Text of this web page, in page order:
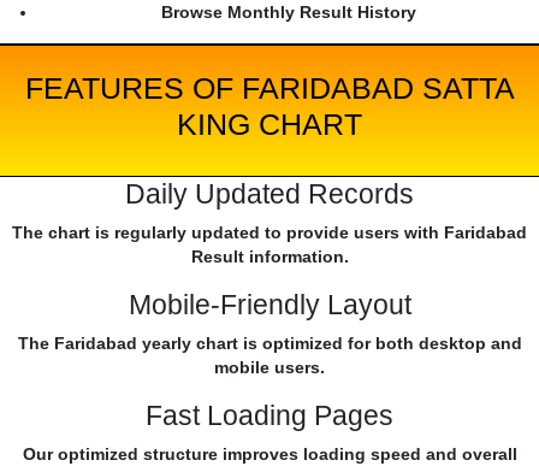
Browse Monthly Result History
FEATURES OF FARIDABAD SATTA
KING CHART
Daily Updated Records
The chart is regularly updated to provide users with Faridabad
Result information.
Mobile-Friendly Layout
The Faridabad yearly chart is optimized for both desktop and
mobile users.
Fast Loading Pages
Our optimized structure improves loading speed and overall